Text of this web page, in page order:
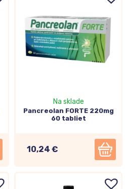
Na sklade
Pancreolan FORTE 220mg
60 tabliet
10,24 €